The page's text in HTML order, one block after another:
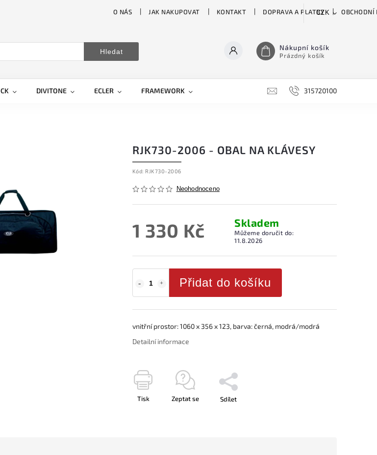
O NÁS JAK NAKUPOVAT KONTAKT DOPRAVA A PLATBY OBCHODNÍ
CZK
Hledat Nákupní košík
Prázdný košík
DIVITONE ECLER FRAMEWORK H&H HARTKE
315720100
RJK730-2006 - OBAL NA KLÁVESY
Kód: RJK730-2006
Neohodnoceno
1 330 Kč Skladem
Můžeme doručit do:
11.8.2026
Přidat do košíku
vnitřní prostor: 1060 x 356 x 123, barva: černá, modrá/modrá
Detailní informace
Tisk Zeptat se Sdílet